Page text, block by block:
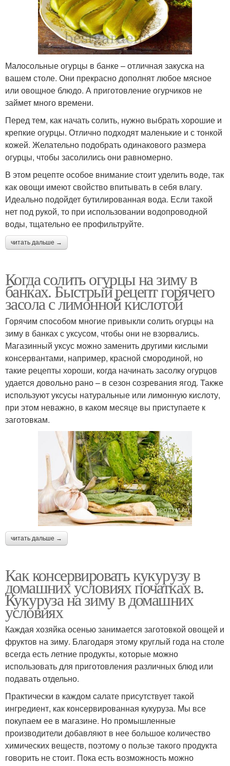
Малосольные огурцы в банке – отличная закуска на
вашем столе. Они прекрасно дополнят любое мясное
или овощное блюдо. А приготовление огурчиков не
займет много времени.
Перед тем, как начать солить, нужно выбрать хорошие и
крепкие огурцы. Отлично подходят маленькие и с тонкой
кожей. Желательно подобрать одинакового размера
огурцы, чтобы засолились они равномерно.
В этом рецепте особое внимание стоит уделить воде, так
как овощи имеют свойство впитывать в себя влагу.
Идеально подойдет бутилированная вода. Если такой
нет под рукой, то при использовании водопроводной
воды, тщательно ее профильтруйте.
читать дальше →
Когда солить огурцы на зиму в
банках. Быстрый рецепт горячего
засола с лимонной кислотой
Горячим способом многие привыкли солить огурцы на
зиму в банках с уксусом, чтобы они не взорвались.
Магазинный уксус можно заменить другими кислыми
консервантами, например, красной смородиной, но
такие рецепты хороши, когда начинать засолку огурцов
удается довольно рано – в сезон созревания ягод. Также
используют уксусы натуральные или лимонную кислоту,
при этом неважно, в каком месяце вы приступаете к
заготовкам.
читать дальше →
Как консервировать кукурузу в
домашних условиях початках в.
Кукуруза на зиму в домашних
условиях
Каждая хозяйка осенью занимается заготовкой овощей и
фруктов на зиму. Благодаря этому круглый года на столе
всегда есть летние продукты, которые можно
использовать для приготовления различных блюд или
подавать отдельно.
Практически в каждом салате присутствует такой
ингредиент, как консервированная кукуруза. Мы все
покупаем ее в магазине. Но промышленные
производители добавляют в нее большое количество
химических веществ, поэтому о пользе такого продукта
говорить не стоит. Пока есть возможность можно